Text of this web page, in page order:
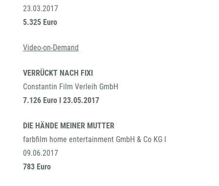
23.03.2017
5.325 Euro
Video-on-Demand
VERRÜCKT NACH FIXI
Constantin Film Verleih GmbH
7.126 Euro I 23.05.2017
DIE HÄNDE MEINER MUTTER
farbfilm home entertainment GmbH & Co KG I
09.06.2017
783 Euro